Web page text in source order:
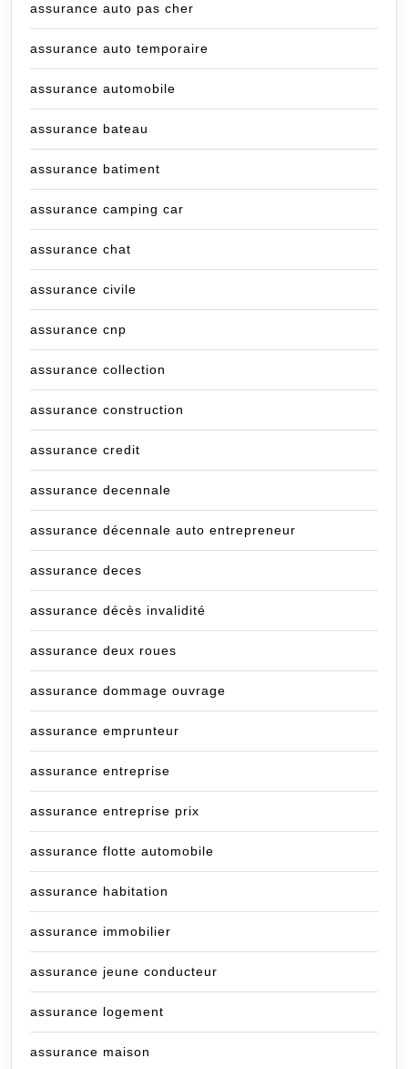
assurance auto pas cher
assurance auto temporaire
assurance automobile
assurance bateau
assurance batiment
assurance camping car
assurance chat
assurance civile
assurance cnp
assurance collection
assurance construction
assurance credit
assurance decennale
assurance décennale auto entrepreneur
assurance deces
assurance décès invalidité
assurance deux roues
assurance dommage ouvrage
assurance emprunteur
assurance entreprise
assurance entreprise prix
assurance flotte automobile
assurance habitation
assurance immobilier
assurance jeune conducteur
assurance logement
assurance maison